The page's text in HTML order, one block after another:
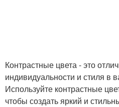
Контрастные цвета - это
индивидуальности и стиля в
Используйте контрастные
чтобы создать яркий и